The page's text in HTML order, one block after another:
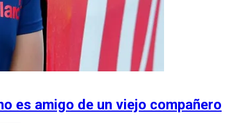
es amigo de un viejo compañero